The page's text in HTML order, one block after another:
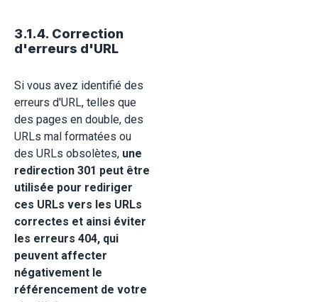
3.1.4. Correction
d'erreurs d'URL
Si vous avez identifié des
erreurs d'URL, telles que
des pages en double, des
URLs mal formatées ou
des URLs obsolètes, une
redirection 301 peut être
utilisée pour rediriger
ces URLs vers les URLs
correctes et ainsi éviter
les erreurs 404, qui
peuvent affecter
négativement le
référencement de votre